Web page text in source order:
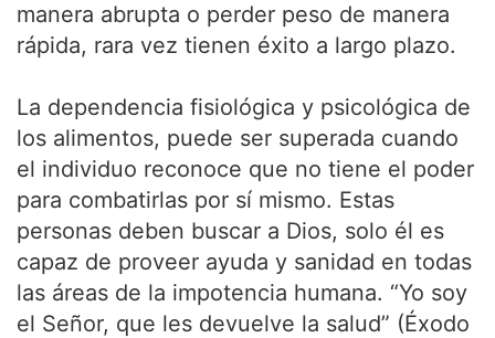
manera abrupta o perder peso de manera
rápida, rara vez tienen éxito a largo plazo.
La dependencia fisiológica y psicológica de
los alimentos, puede ser superada cuando
el individuo reconoce que no tiene el poder
para combatirlas por sí mismo. Estas
personas deben buscar a Dios, solo él es
capaz de proveer ayuda y sanidad en todas
las áreas de la impotencia humana. “Yo soy
el Señor, que les devuelve la salud” (Éxodo